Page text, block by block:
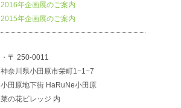
2016年企画展のご案内
2015年企画展のご案内
・〒 250-0011
神奈川県小田原市栄町1−1−7
小田原地下街 HaRuNe小田原
菜の花ビレッジ 内